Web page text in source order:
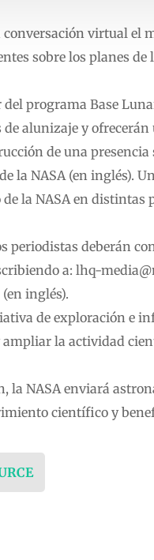
virtual el
sobre los planes
programa Base
alunizaje y
de una presencia
la NASA (en inglés).
la NASA en distintas
periodistas deberán
a: lhq-
inglés).
de exploración e
la actividad
la NASA enviará
científico y